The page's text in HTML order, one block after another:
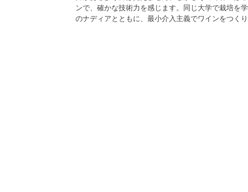
ンで、確かな技術力を感じます。同じ大学で栽培を
のナディアとともに、最小介入主義でワインをつくり